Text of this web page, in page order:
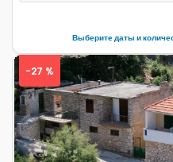
Выберите даты и
-27 %